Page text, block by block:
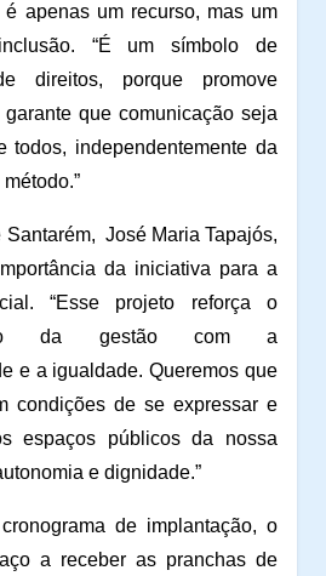
é apenas um recurso, mas um
“É um símbolo de
direitos, porque promove
que comunicação seja
todos, independentemente da
Santarém, José Maria Tapajós,
da iniciativa para a
“Esse projeto reforça o
da gestão com a
e a igualdade. Queremos que
condições de se expressar e
espaços públicos da nossa
e dignidade.”
de implantação, o
a receber as pranchas de